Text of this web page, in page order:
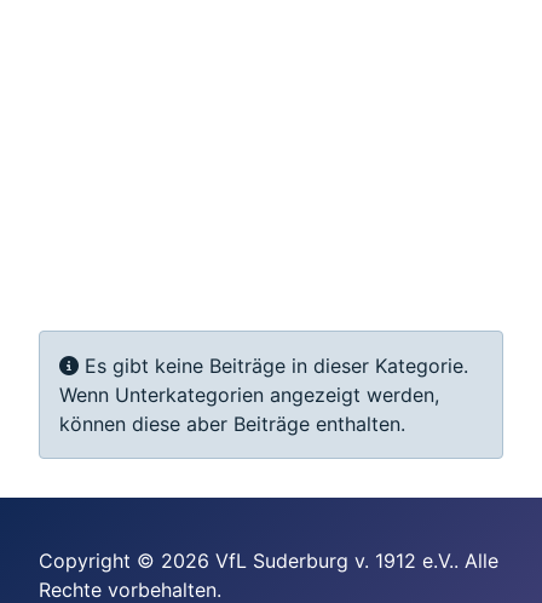
Information
Es gibt keine Beiträge in dieser Kategorie.
Wenn Unterkategorien angezeigt werden,
können diese aber Beiträge enthalten.
Copyright © 2026 VfL Suderburg v. 1912 e.V.. Alle
Rechte vorbehalten.